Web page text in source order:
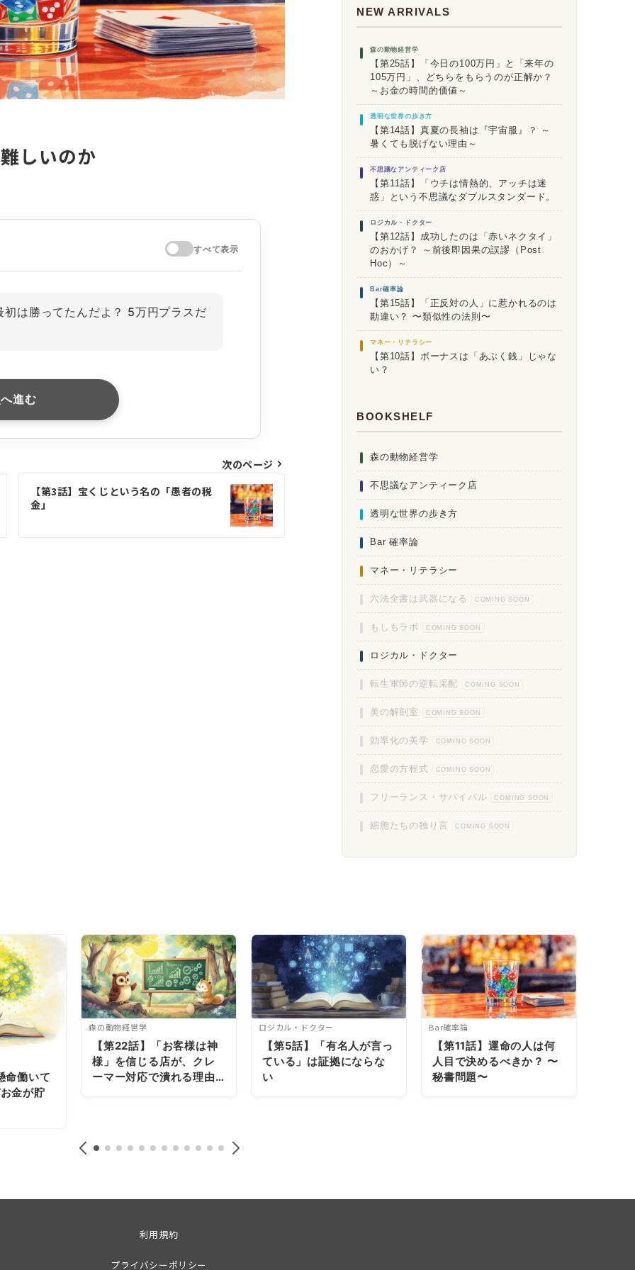
しいのか
すべて表示
は勝ってたんだよ？ 5万円プラスだ
進む
次のページ
【第3話】宝くじという名の「愚者の税
金」
NEW ARRIVALS
森の動物経営学
【第25話】「今日の100万円」と「来年の
105万円」、どちらをもらうのが正解か？
～お金の時間的価値～
透明な世界の歩き方
【第14話】真夏の長袖は『宇宙服』？ ～
暑くても脱げない理由～
不思議なアンティーク店
【第11話】「ウチは情熱的、アッチは迷
惑」という不思議なダブルスタンダード。
ロジカル・ドクター
【第12話】成功したのは「赤いネクタイ」
のおかげ？ ～前後即因果の誤謬（Post
Hoc）～
Bar確率論
【第15話】「正反対の人」に惹かれるのは
勘違い？ 〜類似性の法則〜
マネー・リテラシー
【第10話】ボーナスは「あぶく銭」じゃな
い？
BOOKSHELF
森の動物経営学
不思議なアンティーク店
透明な世界の歩き方
Bar 確率論
マネー・リテラシー
六法全書は武器になる COMING SOON
もしもラボ COMING SOON
ロジカル・ドクター
転生軍師の逆転采配 COMING SOON
美の解剖室 COMING SOON
効率化の美学 COMING SOON
恋愛の方程式 COMING SOON
フリーランス・サバイバル COMING SOON
細胞たちの独り言 COMING SOON
命働いて
金が貯
森の動物経営学
【第22話】「お客様は神
様」を信じる店が、クレ
ーマー対応で潰れる理由
ロジカル・ドクター
【第5話】「有名人が言っ
ている」は証拠にならな
い
Bar確率論
【第11話】運命の人は何
人目で決めるべきか？ 〜
秘書問題〜
利用規約
プライバシーポリシー